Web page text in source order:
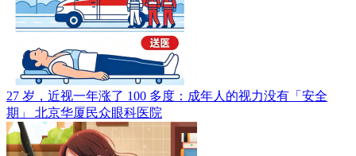
27 岁，近视一年涨了 100 多度：成年人的视力没有「安全
期」 北京华厦民众眼科医院